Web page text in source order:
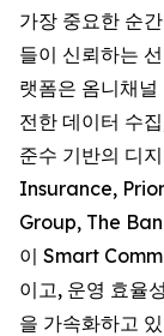
가장 중요한 순
들이 신뢰하는
랫폼은 옴니채
전한 데이터 수
준수 기반의 디
Insurance,
Group, The
이 Smart
이고, 운영 효율
을 가속화하고